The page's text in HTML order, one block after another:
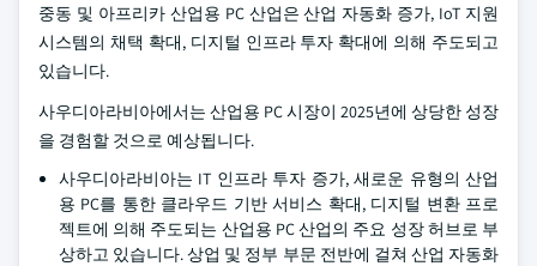
중동 및 아프리카 산업용 PC 산업은 산업 자동화 증가, IoT 지원
시스템의 채택 확대, 디지털 인프라 투자 확대에 의해 주도되고
있습니다.
사우디아라비아에서는 산업용 PC 시장이 2025년에 상당한 성장
을 경험할 것으로 예상됩니다.
사우디아라비아는 IT 인프라 투자 증가, 새로운 유형의 산업
용 PC를 통한 클라우드 기반 서비스 확대, 디지털 변환 프로
젝트에 의해 주도되는 산업용 PC 산업의 주요 성장 허브로 부
상하고 있습니다. 상업 및 정부 부문 전반에 걸쳐 산업 자동화